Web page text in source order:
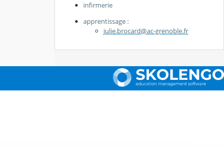
infirmerie
apprentissage :
julie.brocard@ac-grenoble.fr